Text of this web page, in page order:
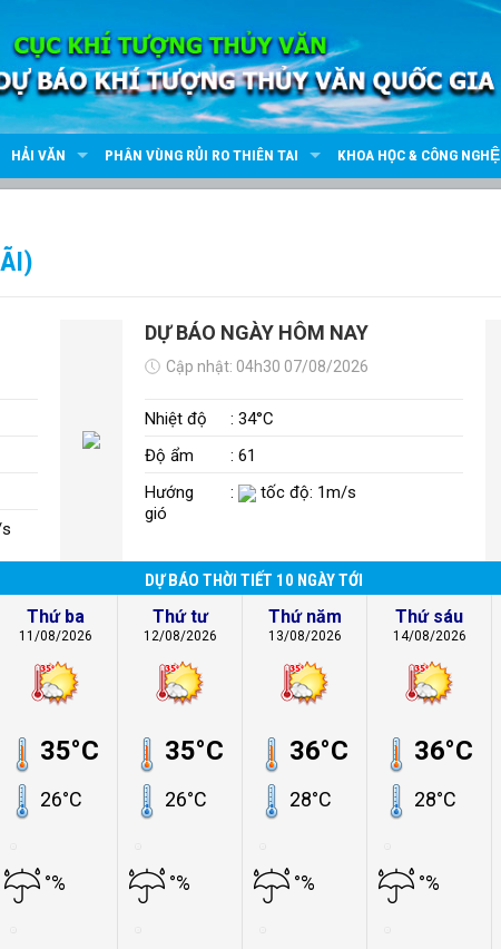
HẢI VĂN PHÂN VÙNG RỦI RO THIÊN TAI KHOA HỌC & CÔNG NGHỆ
DỰ BÁO NGÀY HÔM NAY
Cập nhật: 04h30 07/08/2026
Nhiệt độ
: 34°C
Độ ẩm
: 61
Hướng
gió
: tốc độ: 1m/s
DỰ BÁO THỜI TIẾT 10 NGÀY TỚI
Thứ ba
11/08/2026
35°C
26°C
°%
Thứ tư
12/08/2026
35°C
26°C
°%
Thứ năm
13/08/2026
36°C
28°C
°%
Thứ sáu
14/08/2026
36°C
28°C
°%